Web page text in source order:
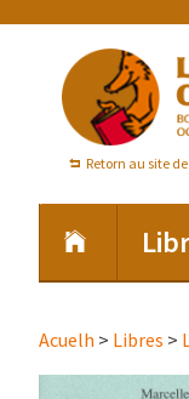
primary
navigation
content
Retorn au site
Acuelh > Libres >